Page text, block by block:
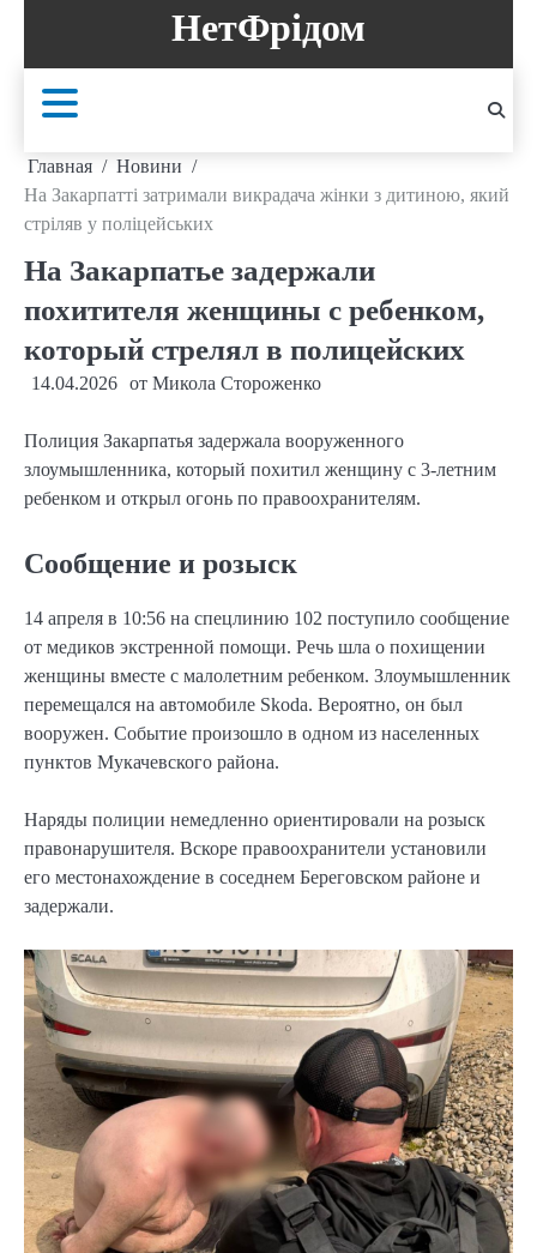
содержанию
НетФрідом
Главная
Новини
На Закарпатті затримали викрадача жінки з дитиною, який
стріляв у поліцейських
На Закарпатье задержали
похитителя женщины с ребенком,
который стрелял в полицейских
14.04.2026 от Микола Стороженко
Полиция Закарпатья задержала вооруженного
злоумышленника, который похитил женщину с 3-летним
ребенком и открыл огонь по правоохранителям.
Сообщение и розыск
14 апреля в 10:56 на спецлинию 102 поступило сообщение
от медиков экстренной помощи. Речь шла о похищении
женщины вместе с малолетним ребенком. Злоумышленник
перемещался на автомобиле Skoda. Вероятно, он был
вооружен. Событие произошло в одном из населенных
пунктов Мукачевского района.
Наряды полиции немедленно ориентировали на розыск
правонарушителя. Вскоре правоохранители установили
его местонахождение в соседнем Береговском районе и
задержали.